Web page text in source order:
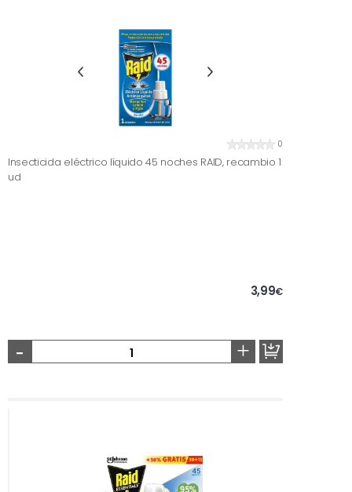
0
Insecticida eléctrico líquido 45 noches RAID, recambio 1
ud
3,99€
- +